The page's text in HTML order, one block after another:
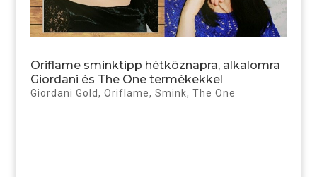
Oriflame sminktipp hétköznapra, alkalomra
Giordani és The One termékekkel
Giordani Gold, Oriflame, Smink, The One